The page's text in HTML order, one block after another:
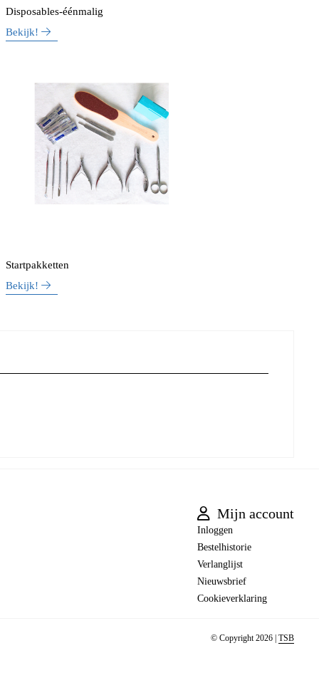
Disposables-éénmalig
Bekijk!
Startpakketten
Bekijk!
Mijn account
Inloggen
Bestelhistorie
Verlanglijst
Nieuwsbrief
Cookieverklaring
© Copyright 2026 | TSB